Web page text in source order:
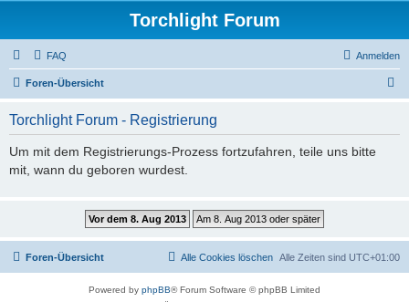
Torchlight Forum
FAQ Anmelden
Foren-Übersicht
Torchlight Forum - Registrierung
Um mit dem Registrierungs-Prozess fortzufahren, teile uns bitte
mit, wann du geboren wurdest.
Foren-Übersicht Alle Zeiten sind UTC+01:00
Alle Cookies löschen
Powered by phpBB® Forum Software © phpBB Limited